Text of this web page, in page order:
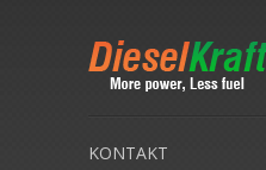
KONTAKT